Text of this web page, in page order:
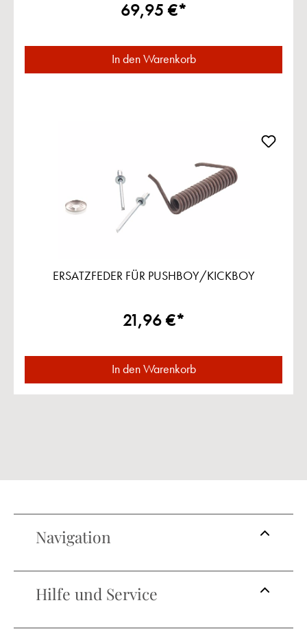
69,95 €*
In den Warenkorb
ERSATZFEDER FÜR PUSHBOY/KICKBOY
21,96 €*
In den Warenkorb
Navigation
Hilfe und Service